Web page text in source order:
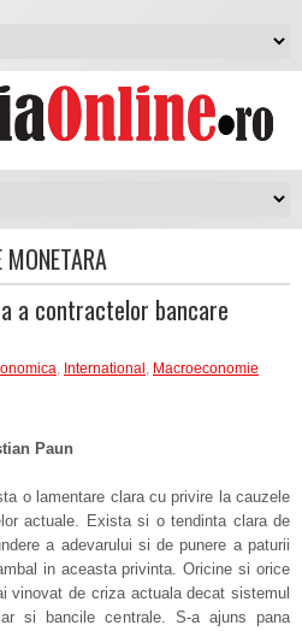
a contractelor bancare
, International , Macroeconomie
Paun
o lamentare clara cu privire la cauzele
actuale. Exista si o tendinta clara de
a adevarului si de punere a paturii
in aceasta privinta. Oricine si orice
vinovat de criza actuala decat sistemul
si bancile centrale. S-a ajuns pana